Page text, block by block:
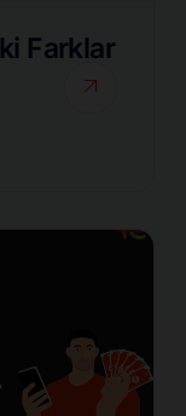
Farklar